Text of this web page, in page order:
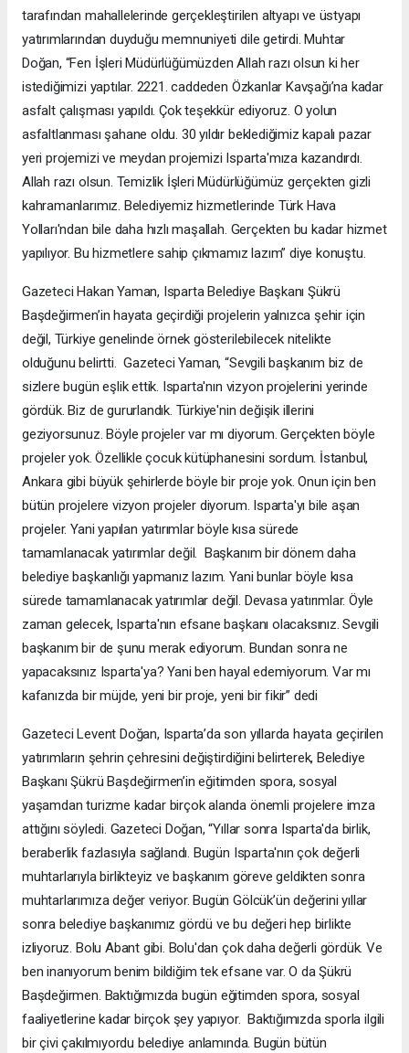
tarafından mahallelerinde gerçekleştirilen altyapı ve üstyapı
yatırımlarından duyduğu memnuniyeti dile getirdi. Muhtar
Doğan, “Fen İşleri Müdürlüğümüzden Allah razı olsun ki her
istediğimizi yaptılar. 2221. caddeden Özkanlar Kavşağı’na kadar
asfalt çalışması yapıldı. Çok teşekkür ediyoruz. O yolun
asfaltlanması şahane oldu. 30 yıldır beklediğimiz kapalı pazar
yeri projemizi ve meydan projemizi Isparta'mıza kazandırdı.
Allah razı olsun. Temizlik İşleri Müdürlüğümüz gerçekten gizli
kahramanlarımız. Belediyemiz hizmetlerinde Türk Hava
Yolları'ndan bile daha hızlı maşallah. Gerçekten bu kadar hizmet
yapılıyor. Bu hizmetlere sahip çıkmamız lazım” diye konuştu.
Gazeteci Hakan Yaman, Isparta Belediye Başkanı Şükrü
Başdeğirmen’in hayata geçirdiği projelerin yalnızca şehir için
değil, Türkiye genelinde örnek gösterilebilecek nitelikte
olduğunu belirtti. Gazeteci Yaman, “Sevgili başkanım biz de
sizlere bugün eşlik ettik. Isparta'nın vizyon projelerini yerinde
gördük. Biz de gururlandık. Türkiye'nin değişik illerini
geziyorsunuz. Böyle projeler var mı diyorum. Gerçekten böyle
projeler yok. Özellikle çocuk kütüphanesini sordum. İstanbul,
Ankara gibi büyük şehirlerde böyle bir proje yok. Onun için ben
bütün projelere vizyon projeler diyorum. Isparta'yı bile aşan
projeler. Yani yapılan yatırımlar böyle kısa sürede
tamamlanacak yatırımlar değil. Başkanım bir dönem daha
belediye başkanlığı yapmanız lazım. Yani bunlar böyle kısa
sürede tamamlanacak yatırımlar değil. Devasa yatırımlar. Öyle
zaman gelecek, Isparta'nın efsane başkanı olacaksınız. Sevgili
başkanım bir de şunu merak ediyorum. Bundan sonra ne
yapacaksınız Isparta'ya? Yani ben hayal edemiyorum. Var mı
kafanızda bir müjde, yeni bir proje, yeni bir fikir” dedi
Gazeteci Levent Doğan, Isparta’da son yıllarda hayata geçirilen
yatırımların şehrin çehresini değiştirdiğini belirterek, Belediye
Başkanı Şükrü Başdeğirmen’in eğitimden spora, sosyal
yaşamdan turizme kadar birçok alanda önemli projelere imza
attığını söyledi. Gazeteci Doğan, “Yıllar sonra Isparta'da birlik,
beraberlik fazlasıyla sağlandı. Bugün Isparta'nın çok değerli
muhtarlarıyla birlikteyiz ve başkanım göreve geldikten sonra
muhtarlarımıza değer veriyor. Bugün Gölcük’ün değerini yıllar
sonra belediye başkanımız gördü ve bu değeri hep birlikte
izliyoruz. Bolu Abant gibi. Bolu'dan çok daha değerli gördük. Ve
ben inanıyorum benim bildiğim tek efsane var. O da Şükrü
Başdeğirmen. Baktığımızda bugün eğitimden spora, sosyal
faaliyetlerine kadar birçok şey yapıyor. Baktığımızda sporla ilgili
bir çivi çakılmıyordu belediye anlamında. Bugün bütün